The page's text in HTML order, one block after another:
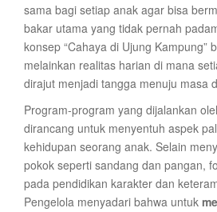
sama bagi setiap anak agar bisa
bakar utama yang tidak pernah
konsep “Cahaya di Ujung Kampung”
melainkan realitas harian di mana
dirajut menjadi tangga menuju masa
Program-program yang dijalankan
dirancang untuk menyentuh aspek
kehidupan seorang anak. Selain
pokok seperti sandang dan pangan,
pada pendidikan karakter dan
Pengelola menyadari bahwa untuk